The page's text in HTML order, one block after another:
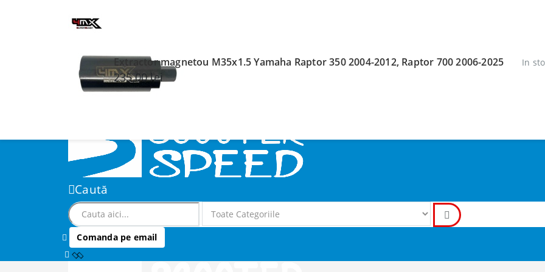
ÎNREGISTRARE
Caută
Comanda pe email
Extractor magnetou M35x1.5 Yamaha Raptor 350 2004-2012, Raptor 700 2006-2025
235,00lei
In